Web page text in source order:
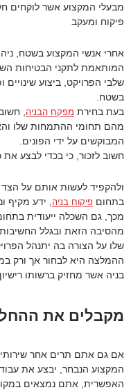
מבעלי המקצוע אשר לוקחים
פיקוח ומעקב
אחרי אנשי המקצוע בשטח,
המותאמת לתקני הבטיחות
שלבי הפרויקט, ביצוע שינויים
בשטח.
בעת בחירת מפקח הבניה ,
מהם תחומי ההתמחות שלו
המבוקשים על ידי הפונים.
חשוב לזכור, כי בכדי לבצע את
ולהקפיד לעשות אותם על
בתחום פיקוח בניה , ידע מקיף
מכך, גם השכלה ייעודית
מהסיבה הזאת ובגלל
שלו על הצורה בה יתנהל
ההמלצה היא לבחור אך ורק
בניה אשר מחזיק ברשותו
מקבלים את
אם גם אתם תרים אחר
המקצוע הנבחר, יבצע את
האפשרית, אתם נמצאים במקום